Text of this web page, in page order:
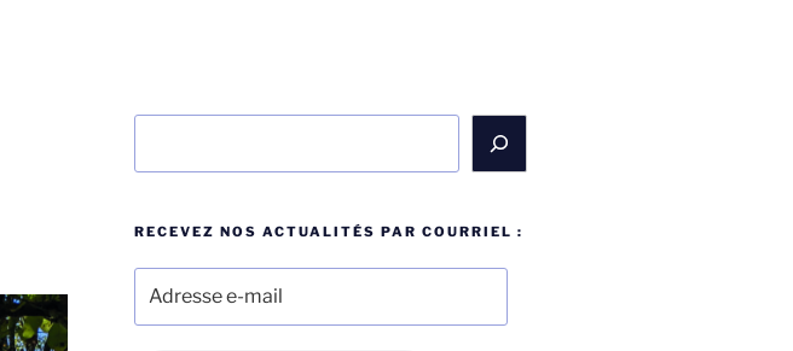
RECEVEZ NOS ACTUALITÉS PAR COURRIEL :
mail